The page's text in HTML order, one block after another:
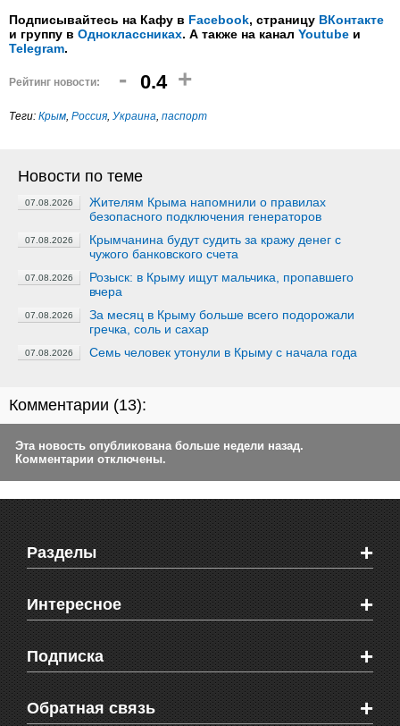
Подписывайтесь на Кафу в Facebook, страницу ВКонтакте
и группу в Одноклассниках. А также на канал Youtube и
Telegram.
Рейтинг новости: - 0.4 +
Теги: Крым, Россия, Украина, паспорт
Новости по теме
07.08.2026
Жителям Крыма напомнили о правилах
безопасного подключения генераторов
07.08.2026
Крымчанина будут судить за кражу денег с
чужого банковского счета
07.08.2026
Розыск: в Крыму ищут мальчика, пропавшего
вчера
07.08.2026
За месяц в Крыму больше всего подорожали
гречка, соль и сахар
07.08.2026 Семь человек утонули в Крыму с начала года
Комментарии (13):
Эта новость опубликована больше недели назад.
Комментарии отключены.
Разделы +
Новости Феодосии
Новости Крыма
Мировые новости
Объявления
Здоровье
СМС мнения читателей
Интересное +
Видео о Феодосии
Веб-камеры Феодосии
Блоги феодосийцев
Школы Феодосии
Подписка +
Печатная версия газеты "Кафа"
RSS
Обратная связь +